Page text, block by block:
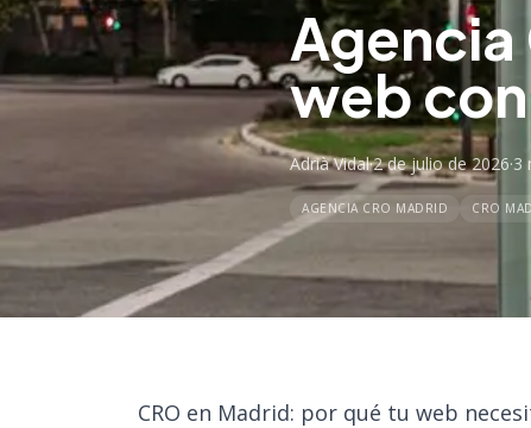
Agencia
web
Adrià Vidal·2 de julio de 2026·3
AGENCIA CRO MADRID CRO
CRO en Madrid: por qué tu web